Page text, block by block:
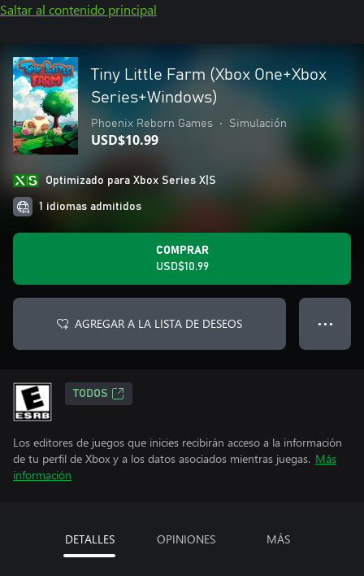
Saltar al contenido principal
Tiny Little Farm (Xbox One+Xbox
Series+Windows)
Phoenix Reborn Games • Simulación
USD$10.99
Optimizado para Xbox Series X|S
1 idiomas admitidos
COMPRAR
USD$10.99
AGREGAR A LA LISTA DE DESEOS ● ● ●
TODOS
Los editores de juegos que inicies recibirán acceso a la información
de tu perfil de Xbox y a los datos asociados mientras juegas. Más
información
DETALLES OPINIONES MÁS